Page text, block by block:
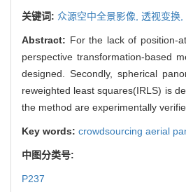
关键词: 众源空中全景影像, 透视变换,
Abstract: For the lack of position-
perspective transformation-based
designed. Secondly, spherical
reweighted least squares(IRLS) is
the method are experimentally
Key words: crowdsourcing aerial
中图分类号:
P237